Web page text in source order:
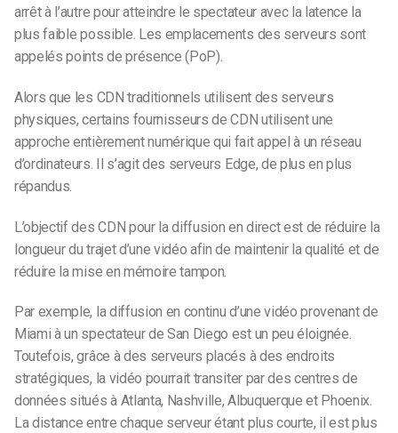
arrêt à l’autre pour atteindre le spectateur avec la latence la
plus faible possible. Les emplacements des serveurs sont
appelés points de présence (PoP).
Alors que les CDN traditionnels utilisent des serveurs
physiques, certains fournisseurs de CDN utilisent une
approche entièrement numérique qui fait appel à un réseau
d’ordinateurs. Il s’agit des serveurs Edge, de plus en plus
répandus.
L’objectif des CDN pour la diffusion en direct est de réduire la
longueur du trajet d’une vidéo afin de maintenir la qualité et de
réduire la mise en mémoire tampon.
Par exemple, la diffusion en continu d’une vidéo provenant de
Miami à un spectateur de San Diego est un peu éloignée.
Toutefois, grâce à des serveurs placés à des endroits
stratégiques, la vidéo pourrait transiter par des centres de
données situés à Atlanta, Nashville, Albuquerque et Phoenix.
La distance entre chaque serveur étant plus courte, il est plus